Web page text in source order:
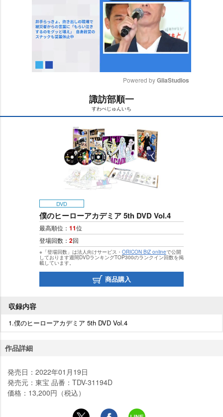
t
Powered by GliaStudios
諏訪部順一
すわべじゅんいち
DVD
僕のヒーローアカデミア 5th DVD Vol.4
最高順位： 11位
登場回数： 2回
※「登場回数」は法人向けサービス・ ORICON BiZ onlineで公開
しております週間DVDランキングTOP300のランクイン回数を掲
載しています。
商品購入
収録内容
1.僕のヒーローアカデミア 5th DVD Vol.4
作品詳細
発売日：2022年01月19日
発売元：東宝 品番：TDV-31194D
価格：13,200円（税込）